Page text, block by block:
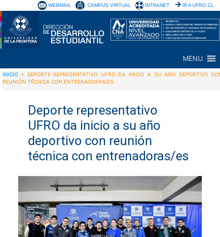
WEBMAIL CAMPUS VIRTUAL INTRANET IR A UFRO.CL
MENU
INICIO » DEPORTE REPRESENTATIVO UFRO DA INICIO A SU AÑO DEPORTIVO
REUNIÓN TÉCNICA CON ENTRENADORAS/ES
Deporte representativo
UFRO da inicio a su año
deportivo con reunión
técnica con entrenadoras/es